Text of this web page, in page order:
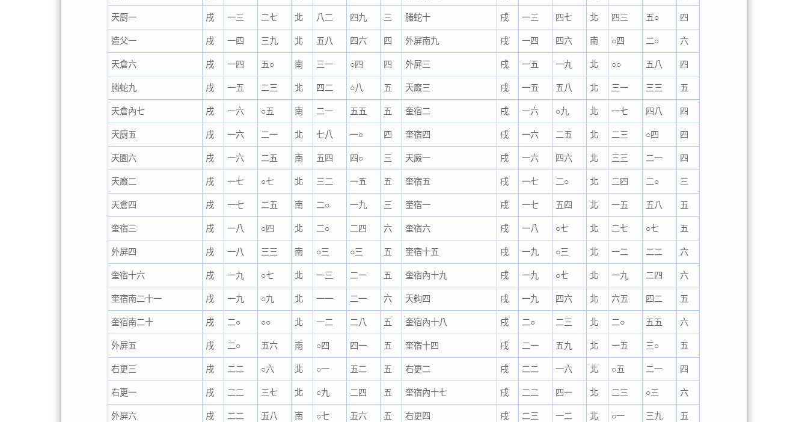
天厨一 戌 一三 二七 北 八二 四九 三 螣蛇十 戌 一三 四七 北 四三 五○ 四
造父一 戌 一四 三九 北 五八 四六 四 外屏南九 戌 一四 四六 南 ○四 二○ 六
天倉六 戌 一四 五○ 南 三一 ○四 四 外屏三 戌 一五 一九 北 ○○ 五八 四
螣蛇九 戌 一五 二三 北 四二 ○八 五 天廄三 戌 一五 五八 北 三一 三三 五
天倉內七 戌 一六 ○五 南 二一 五五 五 奎宿二 戌 一六 ○九 北 一七 四八 四
天厨五 戌 一六 二一 北 七八 一○ 四 奎宿四 戌 一六 二五 北 二三 ○四 四
天園六 戌 一六 二五 南 五四 四○ 三 天廄一 戌 一六 四六 北 三三 二一 四
天廄二 戌 一七 ○七 北 三二 一五 五 奎宿五 戌 一七 二○ 北 二四 二○ 三
天倉四 戌 一七 二五 南 二○ 一九 三 奎宿一 戌 一七 五四 北 一五 五八 五
奎宿三 戌 一八 ○四 北 二○ 二四 六 奎宿六 戌 一八 ○七 北 二七 ○七 五
外屏四 戌 一八 三三 南 ○三 ○三 五 奎宿十五 戌 一九 ○三 北 一二 二二 六
奎宿十六 戌 一九 ○七 北 一三 二一 五 奎宿內十九 戌 一九 ○七 北 一九 二四 六
奎宿南二十一 戌 一九 ○九 北 一一 二一 六 天鈎四 戌 一九 四六 北 六五 四二 五
奎宿南二十 戌 二○ ○○ 北 一二 二八 五 奎宿內十八 戌 二○ 二三 北 二○ 五五 六
外屏五 戌 二○ 五六 南 ○四 四一 五 奎宿十四 戌 二一 五九 北 一五 三○ 五
右更三 戌 二二 ○六 北 ○一 五二 五 右更二 戌 二二 一六 北 ○五 二一 四
右更一 戌 二二 三七 北 ○九 二四 五 奎宿內十七 戌 二二 四一 北 二三 ○三 六
外屏六 戌 二二 五八 南 ○七 五六 五 右更四 戌 二三 一二 北 ○一 三九 五